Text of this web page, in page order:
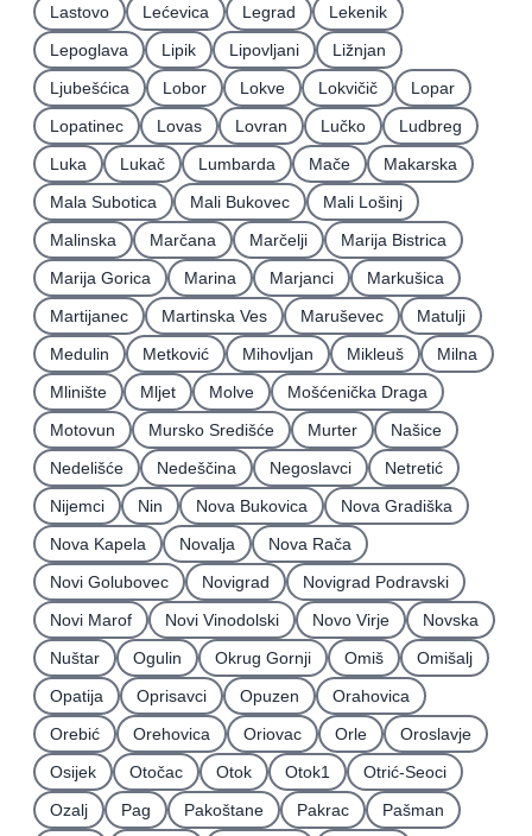
Lastovo
Lećevica Legrad
Lekenik
Lepoglava
Lipik Lipovljani
Ližnjan
Ljubešćica
Lobor Lokve Lokvičič
Lopar
Lopatinec
Lovas Lovran Lučko
Ludbreg
Luka
Lukač Lumbarda Mače
Makarska
Mala Subotica
Mali Bukovec
Mali Lošinj
Malinska
Marčana Marčelji
Marija Bistrica
Marija Gorica
Marina Marjanci
Markušica
Martijanec
Martinska Ves Maruševec
Matulji
Medulin
Metković Mihovljan Mikleuš
Milna
Mlinište
Mljet Molve
Mošćenička Draga
Motovun
Mursko Središće Murter
Našice
Nedelišće
Nedeščina Negoslavci
Netretić
Nijemci
Nin Nova Bukovica
Nova Gradiška
Nova Kapela
Novalja
Nova Rača
Novi Golubovec
Novigrad
Novigrad Podravski
Novi Marof
Novi Vinodolski Novo Virje
Novska
Nuštar
Ogulin Okrug Gornji Omiš
Omišalj
Opatija
Oprisavci Opuzen
Orahovica
Orebić
Orehovica Oriovac Orle
Oroslavje
Osijek
Otočac Otok Otok1
Otrić-Seoci
Ozalj
Pag Pakoštane Pakrac
Pašman